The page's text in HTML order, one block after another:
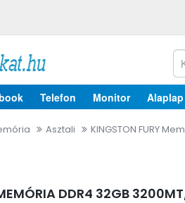
Telefon Monitor Alaplap
Asztali KINGSTON FURY
DDR4 32GB